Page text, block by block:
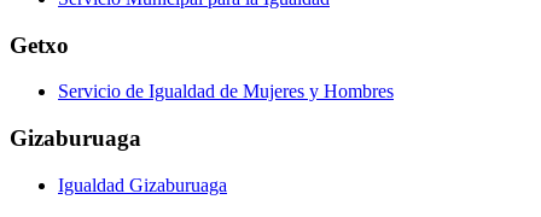
Getxo
Servicio de Igualdad de Mujeres y Hombres
Gizaburuaga
Igualdad Gizaburuaga